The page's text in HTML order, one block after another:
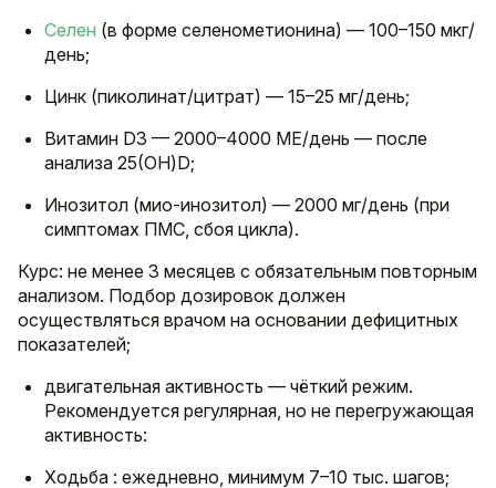
Селен (в форме селенометионина) — 100–150 мкг/
день;
Цинк (пиколинат/цитрат) — 15–25 мг/день;
Витамин D3 — 2000–4000 МЕ/день — после
анализа 25(OH)D;
Инозитол (мио-инозитол) — 2000 мг/день (при
симптомах ПМС, сбоя цикла).
Курс: не менее 3 месяцев с обязательным повторным
анализом. Подбор дозировок должен
осуществляться врачом на основании дефицитных
показателей;
двигательная активность — чёткий режим.
Рекомендуется регулярная, но не перегружающая
активность:
Ходьба : ежедневно, минимум 7–10 тыс. шагов;